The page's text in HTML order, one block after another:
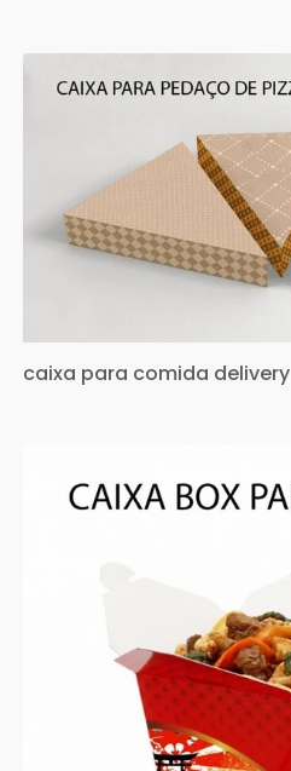
caixa para comida delivery